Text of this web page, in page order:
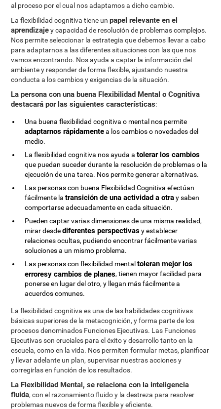
al proceso por el cual nos adaptamos a dicho cambio.
La flexibilidad cognitiva tiene unpapel relevante en el
aprendizajey capacidad de resolución de problemas complejos.
Nos permite seleccionar la estrategia que debemos llevar a cabo
para adaptarnos a las diferentes situaciones con las que nos
vamos encontrando. Nos ayuda a captar la información del
ambiente y responder de forma flexible, ajustando nuestra
conducta a los cambios y exigencias de la situación.
La persona con una buena Flexibilidad Mental o Cognitiva
destacará por las siguientes características:
Una buena flexibilidad cognitiva o mental nos permite
adaptarnos rápidamentea los cambios o novedades del
medio.
La flexibilidad cognitiva nos ayuda atolerar los cambios
que puedan suceder durante la resolución de problemas o la
ejecución de una tarea. Nos permite generar alternativas.
Las personas con buena Flexibilidad Cognitiva efectúan
fácilmente latransición de una actividad a otray saben
comportarse adecuadamente en cada situación.
Pueden captar varias dimensiones de una misma realidad,
mirar desdediferentes perspectivasy establecer
relaciones ocultas, pudiendo encontrar fácilmente varias
soluciones a un mismo problema.
Las personas con flexibilidad mentaltoleran mejor los
erroresy cambios de planes, tienen mayor facilidad para
ponerse en lugar del otro, y llegan más fácilmente a
acuerdos comunes.
La flexibilidad cognitiva es una de las habilidades cognitivas
básicas superiores de la metacognición, y forma parte de los
procesos denominados Funciones Ejecutivas. Las Funciones
Ejecutivas son cruciales para el éxito y desarrollo tanto en la
escuela, como en la vida. Nos permiten formular metas, planificar
y llevar adelante un plan, supervisar nuestras acciones y
corregirlas en función de los resultados.
La Flexibilidad Mental, se relaciona con la inteligencia
fluida, con el razonamiento fluido y la destreza para resolver
problemas nuevos de forma flexible y eficiente.